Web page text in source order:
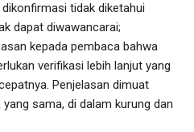
tidak diketahui
dapat diwawancarai;
kepada pembaca bahwa
verifikasi lebih lanjut yang
Penjelasan dimuat
sama, di dalam kurung dan